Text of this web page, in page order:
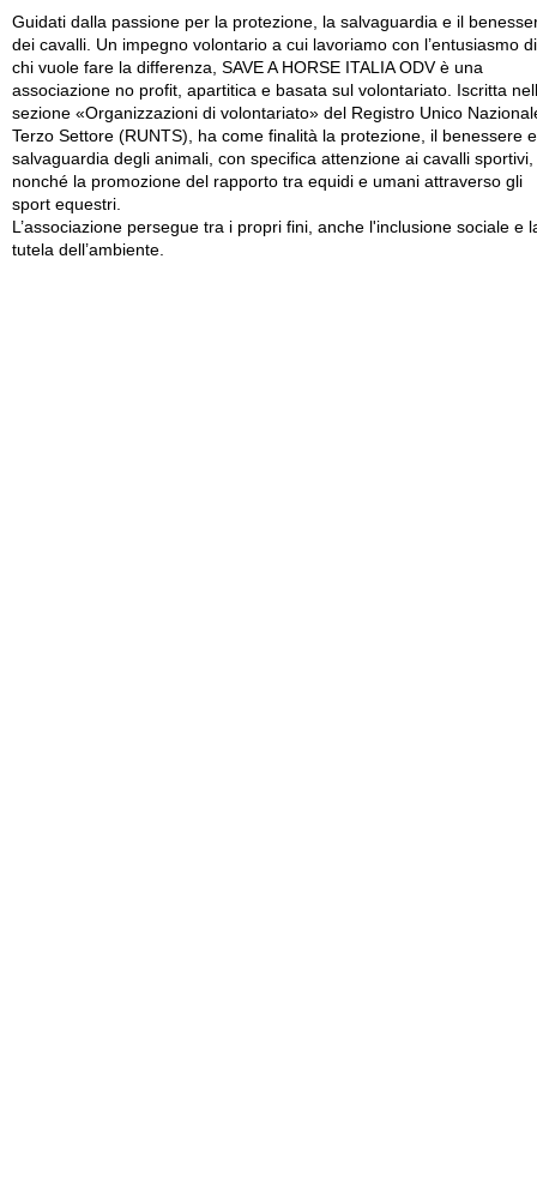
Guidati dalla passione per la protezione, la salvaguardia e il
dei cavalli. Un impegno volontario a cui lavoriamo con l’entusiasmo di
chi vuole fare la differenza, SAVE A HORSE ITALIA ODV è una
associazione no profit, apartitica e basata sul volontariato. Iscritta
sezione «Organizzazioni di volontariato» del Registro Unico
Terzo Settore (RUNTS), ha come finalità la protezione, il benessere
salvaguardia degli animali, con specifica attenzione ai cavalli sportivi,
nonché la promozione del rapporto tra equidi e umani attraverso gli
sport equestri.
L’associazione persegue tra i propri fini, anche l'inclusione sociale e
tutela dell’ambiente.